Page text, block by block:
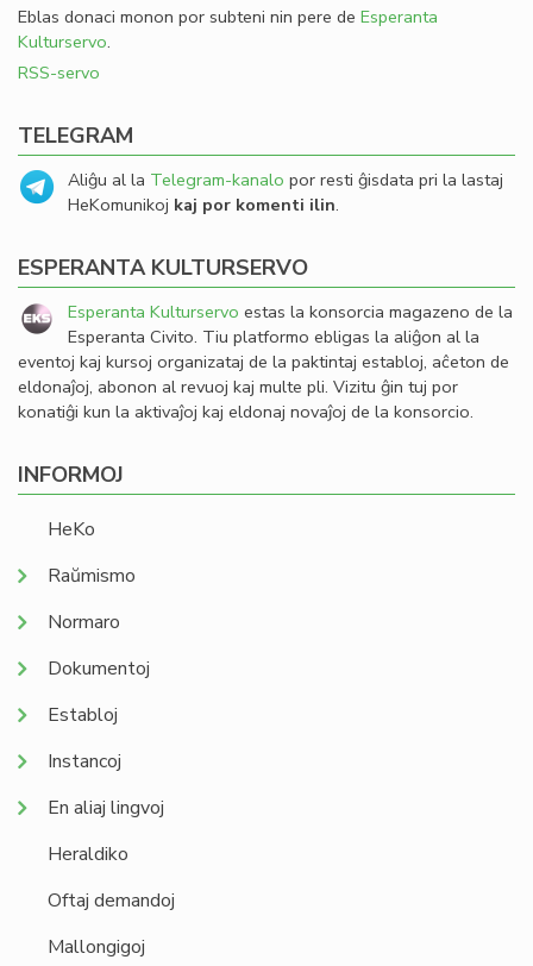
Eblas donaci monon por subteni nin pere de Esperanta
Kulturservo.
RSS-servo
TELEGRAM
Aliĝu al la Telegram-kanalo por resti ĝisdata pri la lastaj
HeKomunikoj kaj por komenti ilin.
ESPERANTA KULTURSERVO
Esperanta Kulturservo estas la konsorcia magazeno de la
Esperanta Civito. Tiu platformo ebligas la aliĝon al la
eventoj kaj kursoj organizataj de la paktintaj establoj, aĉeton de
eldonaĵoj, abonon al revuoj kaj multe pli. Vizitu ĝin tuj por
konatiĝi kun la aktivaĵoj kaj eldonaj novaĵoj de la konsorcio.
INFORMOJ
HeKo
Raŭmismo
Normaro
Dokumentoj
Establoj
Instancoj
En aliaj lingvoj
Heraldiko
Oftaj demandoj
Mallongigoj